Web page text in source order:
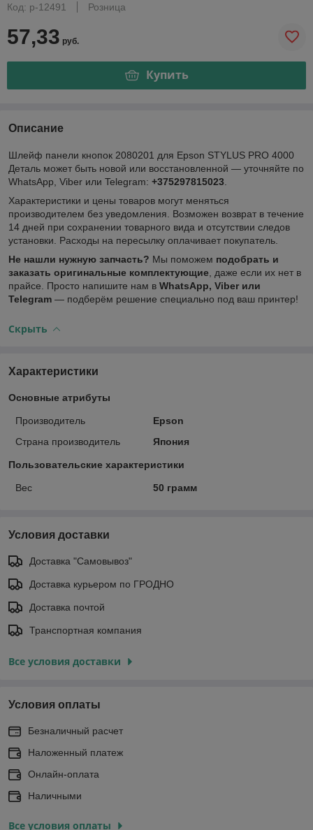
Код: р-12491
Розница
57,33 руб.
Купить
Описание
Шлейф панели кнопок 2080201 для Epson STYLUS PRO 4000
Деталь может быть новой или восстановленной — уточняйте по
WhatsApp, Viber или Telegram: +375297815023
Характеристики и цены товаров могут меняться
производителем без уведомления. Возможен возврат в течение
14 дней при сохранении товарного вида и отсутствии следов
установки. Расходы на пересылку оплачивает покупатель.
Не нашли нужную запчасть? Мы поможем подобрать и
заказать оригинальные комплектующие , даже если их нет в
прайсе. Просто напишите нам в WhatsApp, Viber или
Telegram — подберём решение специально под ваш принтер!
Скрыть
Характеристики
Основные атрибуты
Производитель
Epson
Страна производитель
Япония
Пользовательские характеристики
Вес 50 грамм
Условия доставки
Доставка "Самовывоз"
Доставка курьером по ГРОДНО
Доставка почтой
Транспортная компания
Все условия доставки
Условия оплаты
Безналичный расчет
Наложенный платеж
Онлайн-оплата
Наличными
Все условия оплаты